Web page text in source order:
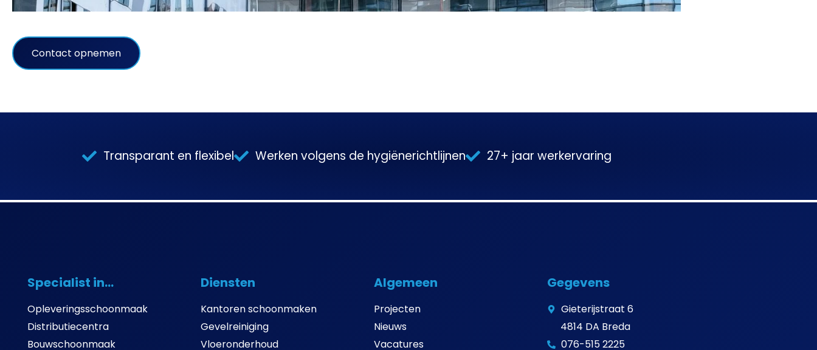
Contact opnemen
Transparant en flexibel Werken volgens de hygiënerichtlijnen 27+ jaar werkervaring
Specialist in...
Opleveringsschoonmaak
Distributiecentra
Bouwschoonmaak
Diensten
Kantoren schoonmaken
Gevelreiniging
Vloeronderhoud
Algemeen
Projecten
Nieuws
Vacatures
Gegevens
Gieterijstraat 6
4814 DA Breda
076-515 2225